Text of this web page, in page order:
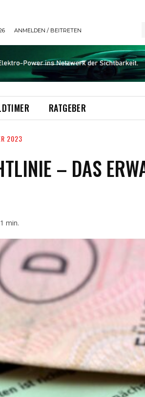
ANMELDEN / BEITRETEN
RATGEBER
2023
– DAS
1 min.